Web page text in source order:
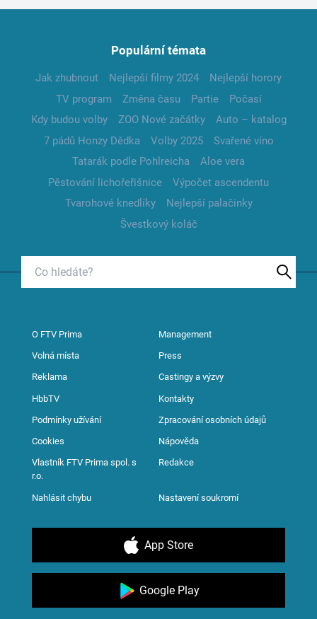
Populární témata
Jak zhubnout Nejlepší filmy 2024
Nejlepší horory
TV program
Změna času Partie
Počasí
Kdy budou volby
ZOO Nové začátky
Auto – katalog
7 pádů Honzy Dědka
Volby 2025
Svařené víno
Tatarák podle Pohlreicha
Aloe vera
Pěstování lichořeřišnice
Výpočet ascendentu
Tvarohové knedlíky
Nejlepší palačinky
Švestkový koláč
O FTV Prima Management
Volná místa Press
Reklama Castingy a výzvy
HbbTV Kontakty
Podmínky užívání Zpracování osobních údajů
Cookies Nápověda
Vlastník FTV Prima spol. s
r.o.
Redakce
Nahlásit chybu Nastavení soukromí
App Store
Google Play